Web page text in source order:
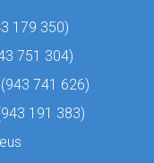
179 350)
751 304)
943 741 626)
943 191 383)